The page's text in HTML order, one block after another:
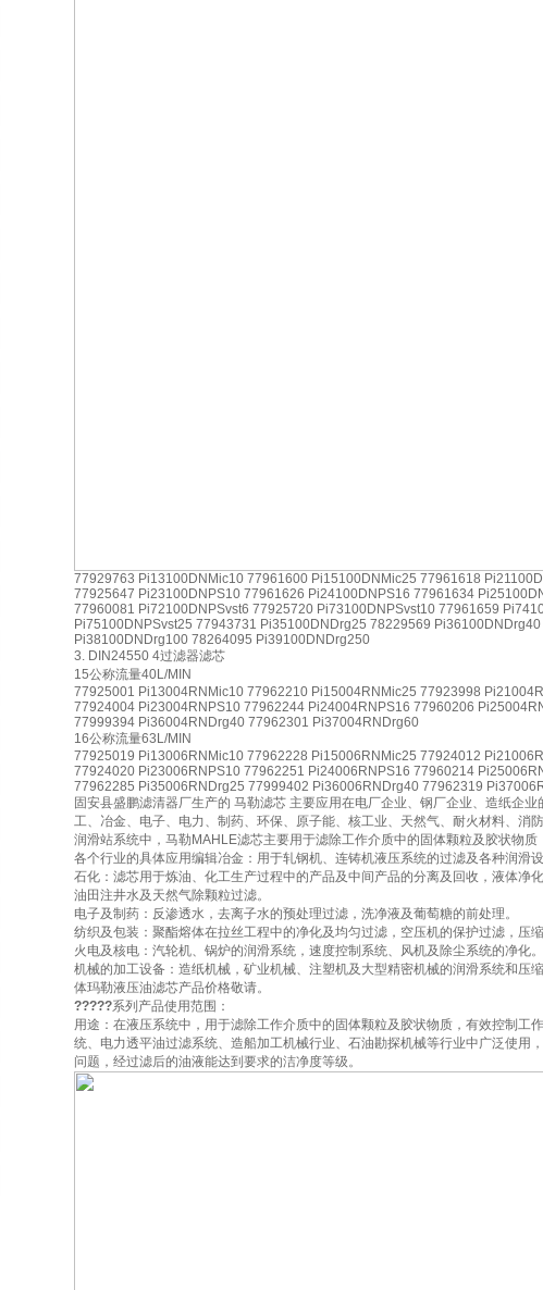
77929763 Pi13100DNMic10 77961600 Pi15100DNMic25 77961618
77925647 Pi23100DNPS10 77961626 Pi24100DNPS16 77961634
77960081 Pi72100DNPSvst6 77925720 Pi73100DNPSvst10 77961659
Pi75100DNPSvst25 77943731 Pi35100DNDrg25 78229569
Pi38100DNDrg100 78264095 Pi39100DNDrg250
3. DIN24550 4过滤器滤芯
15公称流量40L/MIN
77925001 Pi13004RNMic10 77962210 Pi15004RNMic25 77923998
77924004 Pi23004RNPS10 77962244 Pi24004RNPS16 77960206
77999394 Pi36004RNDrg40 77962301 Pi37004RNDrg60
16公称流量63L/MIN
77925019 Pi13006RNMic10 77962228 Pi15006RNMic25 77924012
77924020 Pi23006RNPS10 77962251 Pi24006RNPS16 77960214
77962285 Pi35006RNDrg25 77999402 Pi36006RNDrg40 77962319
固安县盛鹏滤清器厂生产的 马勒滤芯 主要应用在电厂企业、钢厂企业、造纸企
工、冶金、电子、电力、制药、环保、原子能、核工业、天然气、耐火材料、消
润滑站系统中，马勒MAHLE滤芯主要用于滤除工作介质中的固体颗粒及胶状物
各个行业的具体应用编辑冶金：用于轧钢机、连铸机液压系统的过滤及各种润滑
石化：滤芯用于炼油、化工生产过程中的产品及中间产品的分离及回收，液体净
油田注井水及天然气除颗粒过滤。
电子及制药：反渗透水，去离子水的预处理过滤，洗净液及葡萄糖的前处理。
纺织及包装：聚酯熔体在拉丝工程中的净化及均匀过滤，空压机的保护过滤，压
火电及核电：汽轮机、锅炉的润滑系统，速度控制系统、风机及除尘系统的净化。
机械的加工设备：造纸机械，矿业机械、注塑机及大型精密机械的润滑系统和压
体玛勒液压油滤芯产品价格敬请。
?????系列产品使用范围：
用途：在液压系统中，用于滤除工作介质中的固体颗粒及胶状物质，有效控制工
统、电力透平油过滤系统、造船加工机械行业、石油勘探机械等行业中广泛使用
问题，经过滤后的油液能达到要求的洁净度等级。